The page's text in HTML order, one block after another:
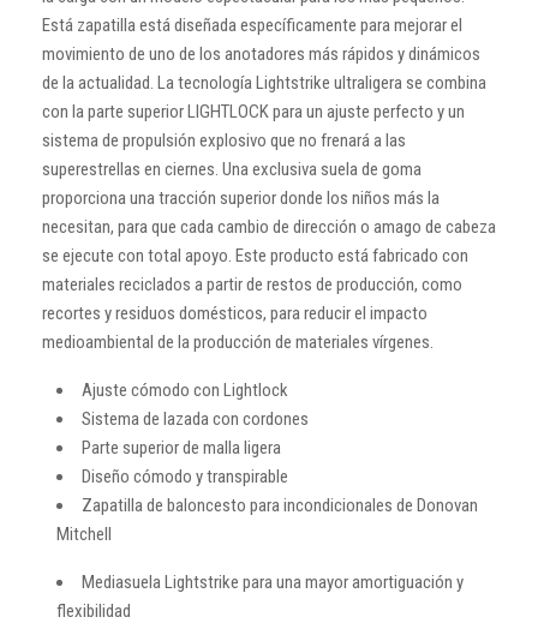
Está zapatilla está diseñada específicamente para mejorar el
movimiento de uno de los anotadores más rápidos y dinámicos
de la actualidad. La tecnología Lightstrike ultraligera se combina
con la parte superior LIGHTLOCK para un ajuste perfecto y un
sistema de propulsión explosivo que no frenará a las
superestrellas en ciernes. Una exclusiva suela de goma
proporciona una tracción superior donde los niños más la
necesitan, para que cada cambio de dirección o amago de cabeza
se ejecute con total apoyo. Este producto está fabricado con
materiales reciclados a partir de restos de producción, como
recortes y residuos domésticos, para reducir el impacto
medioambiental de la producción de materiales vírgenes.
Ajuste cómodo con Lightlock
Sistema de lazada con cordones
Parte superior de malla ligera
Diseño cómodo y transpirable
Zapatilla de baloncesto para incondicionales de Donovan
Mitchell
Mediasuela Lightstrike para una mayor amortiguación y
flexibilidad